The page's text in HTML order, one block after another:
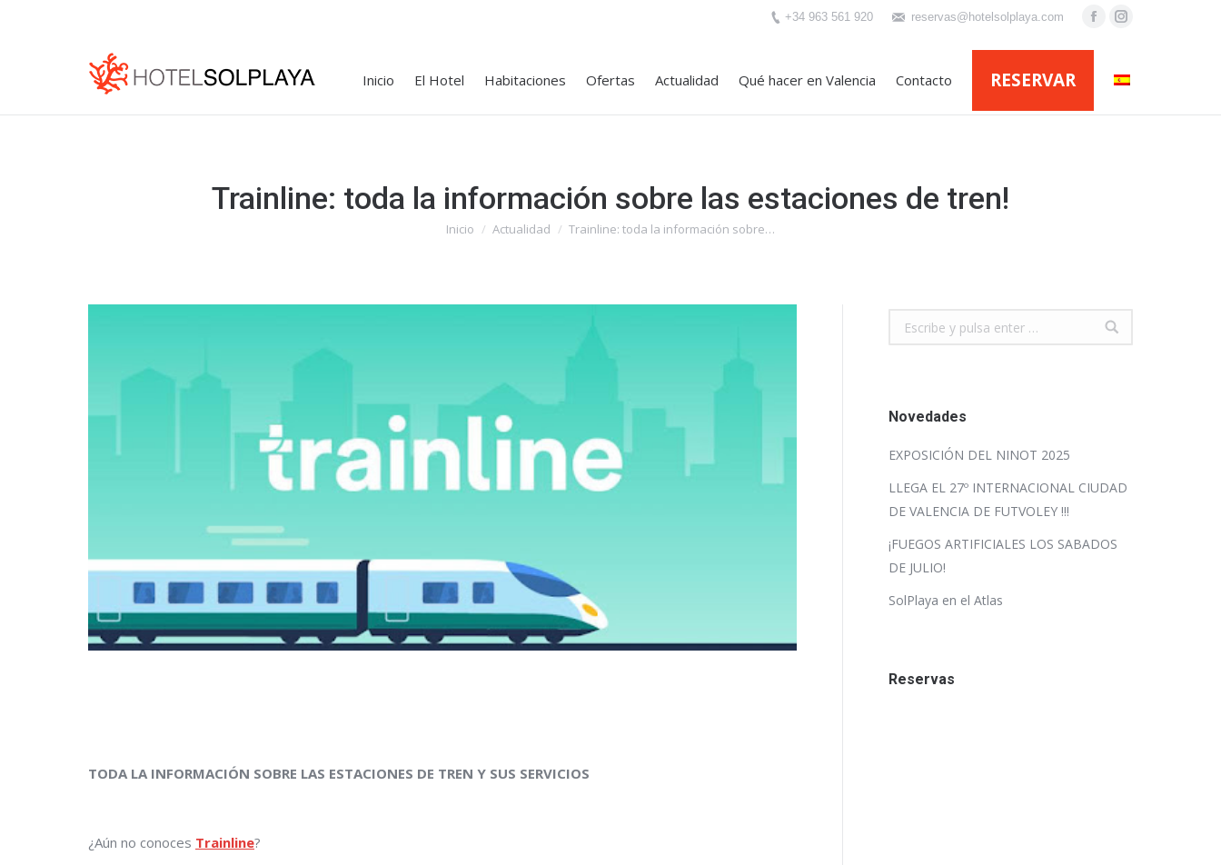
+34 963 561 920 reservas@hotelsolplaya.com FacebookInstagram
Inicio El Hotel Habitaciones Ofertas Actualidad Qué hacer en Valencia Contacto RESERVAR
Trainline: toda la información sobre las estaciones de tren!
Estás aquí:
Inicio Actualidad Trainline: toda la información sobre…
TODA LA INFORMACIÓN SOBRE LAS ESTACIONES DE TREN Y SUS SERVICIOS
¿Aún no conoces Trainline?
Buscar:
Novedades
EXPOSICIÓN DEL NINOT 2025
LLEGA EL 27º INTERNACIONAL CIUDAD
DE VALENCIA DE FUTVOLEY !!!
¡FUEGOS ARTIFICIALES LOS SABADOS
DE JULIO!
SolPlaya en el Atlas
Reservas